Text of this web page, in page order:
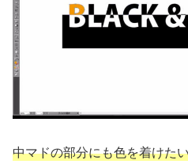
中マドの部分にも色を着けた